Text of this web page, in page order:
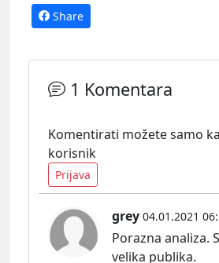
Share
1 Komentara
Komentirati možete samo
korisnik
Prijava
grey 04.01.2021
Porazna analiza.
velika publika.